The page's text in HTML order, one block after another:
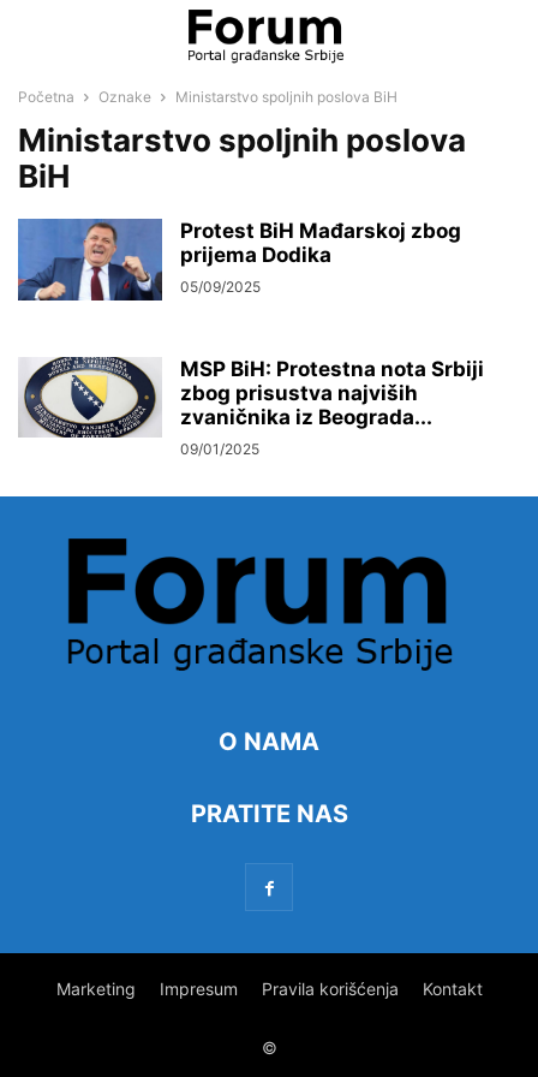
Početna Oznake Ministarstvo spoljnih poslova BiH
Ministarstvo spoljnih poslova
BiH
Protest BiH Mađarskoj zbog
prijema Dodika
05/09/2025
MSP BiH: Protestna nota Srbiji
zbog prisustva najviših
zvaničnika iz Beograda...
09/01/2025
O NAMA
PRATITE NAS
Marketing Impresum Pravila korišćenja Kontakt
©